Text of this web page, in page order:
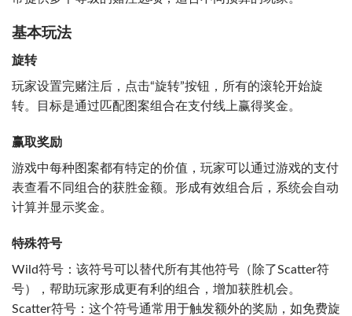
基本玩法
旋转
玩家设置完赌注后，点击“旋转”按钮，所有的滚轮开始旋
转。目标是通过匹配图案组合在支付线上赢得奖金。
赢取奖励
游戏中每种图案都有特定的价值，玩家可以通过游戏的支付
表查看不同组合的获胜金额。形成有效组合后，系统会自动
计算并显示奖金。
特殊符号
Wild符号：该符号可以替代所有其他符号（除了Scatter符
号），帮助玩家形成更有利的组合，增加获胜机会。
Scatter符号：这个符号通常用于触发额外的奖励，如免费旋